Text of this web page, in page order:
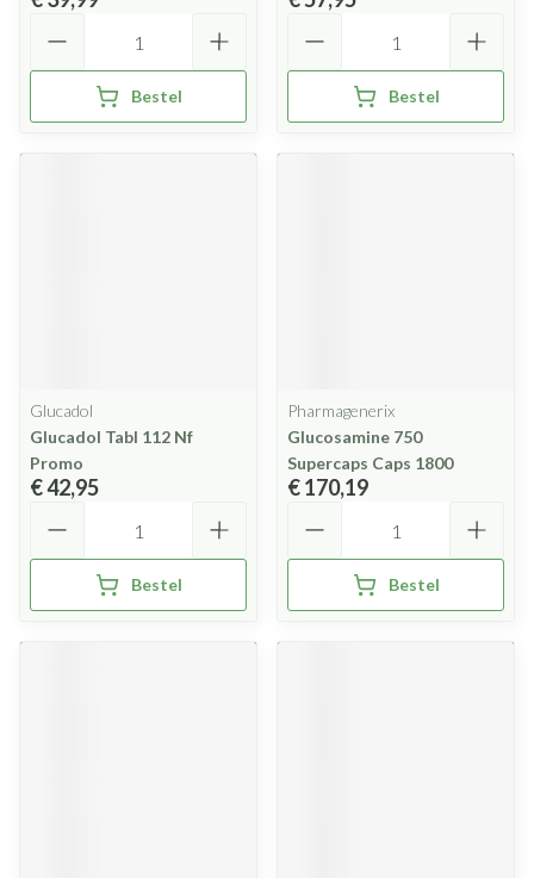
Bestel Bestel
Glucadol
Glucadol Tabl 112 Nf
Promo
€ 42,95
Bestel
Pharmagenerix
Glucosamine 750
Supercaps Caps 1800
€ 170,19
Bestel